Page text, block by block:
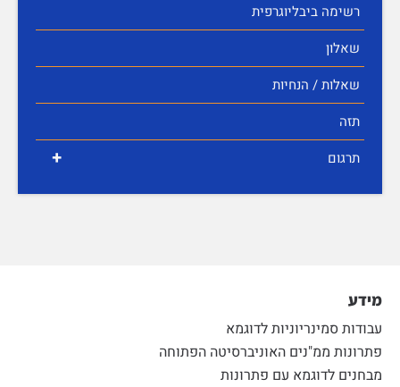
רשימה ביבליוגרפית
שאלון
שאלות / הנחיות
תזה
+ תרגום
מידע
עבודות סמינריוניות לדוגמא
פתרונות ממ"נים האוניברסיטה הפתוחה
מבחנים לדוגמא עם פתרונות